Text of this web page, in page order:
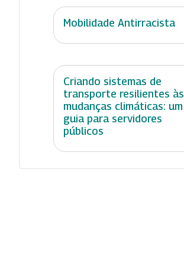
Mobilidade Antirracista
Criando sistemas de
transporte resilientes às
mudanças climáticas: um
guia para servidores
públicos